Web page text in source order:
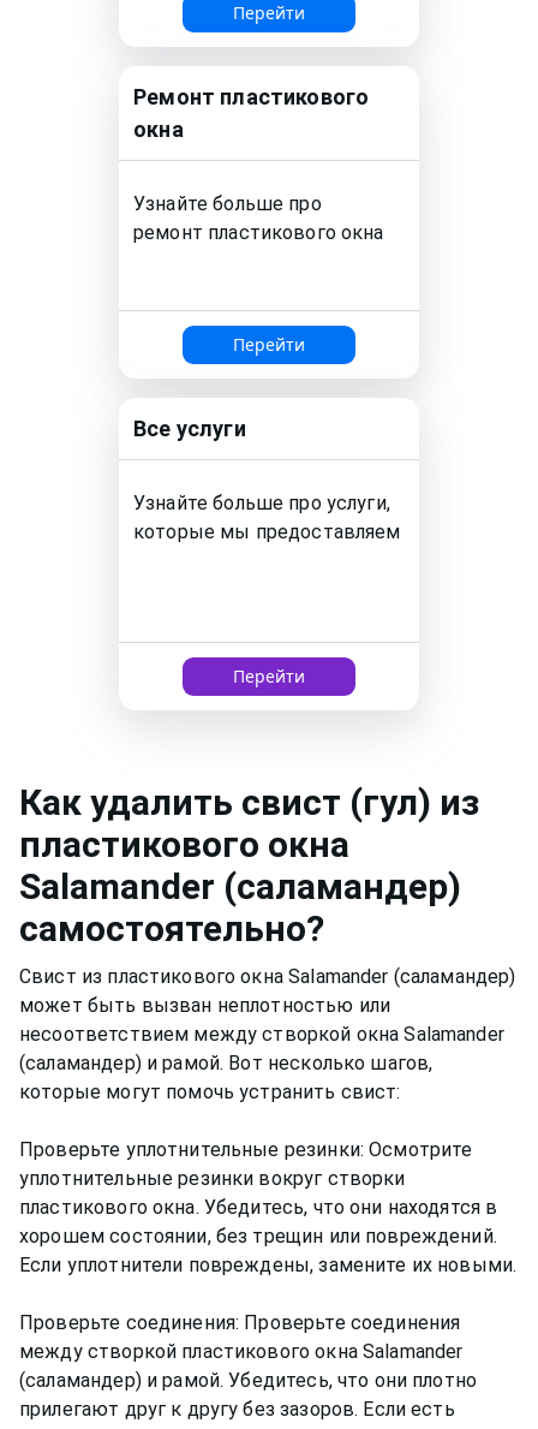
Перейти
Ремонт пластикового
окна
Узнайте больше про
ремонт пластикового окна
Перейти
Все услуги
Узнайте больше про услуги,
которые мы предоставляем
Перейти
Как удалить свист (гул) из
пластикового окна
Salamander (саламандер)
самостоятельно?
Свист из пластикового окна Salamander (саламандер)
может быть вызван неплотностью или
несоответствием между створкой окна Salamander
(саламандер) и рамой. Вот несколько шагов,
которые могут помочь устранить свист:
Проверьте уплотнительные резинки: Осмотрите
уплотнительные резинки вокруг створки
пластикового окна. Убедитесь, что они находятся в
хорошем состоянии, без трещин или повреждений.
Если уплотнители повреждены, замените их новыми.
Проверьте соединения: Проверьте соединения
между створкой пластикового окна Salamander
(саламандер) и рамой. Убедитесь, что они плотно
прилегают друг к другу без зазоров. Если есть